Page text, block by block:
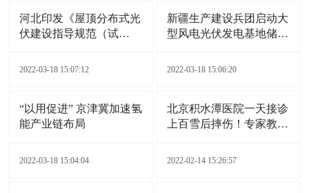
河北印发《屋顶分布式光
伏建设指导规范（试
2022-03-18 15:07:12
新疆生产建设兵团启动大
型风电光伏发电基地储备
2022-03-18 15:06:20
“以用促进” 京津冀加速氢
能产业链布局
2022-03-18 15:04:04
北京积水潭医院一天接诊
上百雪后摔伤！专家教您
2022-02-14 15:26:57